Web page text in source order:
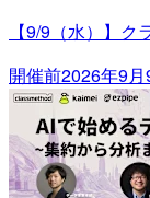
【9/9（水）】
開催前2026年9